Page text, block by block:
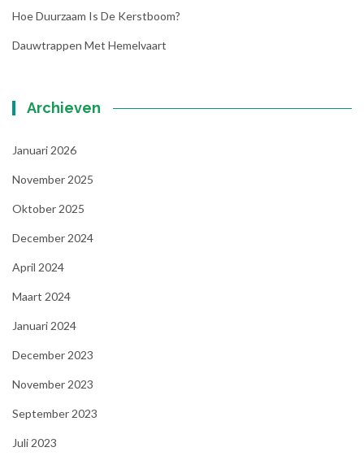
Hoe Duurzaam Is De Kerstboom?
Dauwtrappen Met Hemelvaart
Archieven
Januari 2026
November 2025
Oktober 2025
December 2024
April 2024
Maart 2024
Januari 2024
December 2023
November 2023
September 2023
Juli 2023